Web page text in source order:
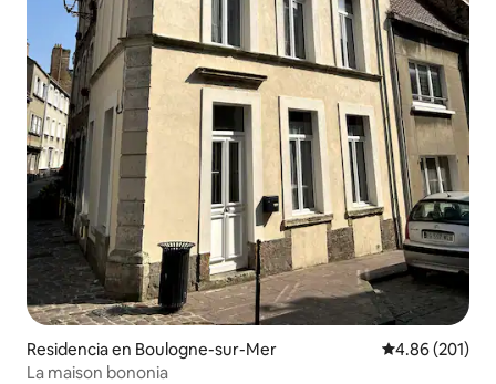
Residencia en Boulogne-sur-Mer Calificación
4.86 (201)
La maison bononia